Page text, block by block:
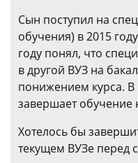
Сын поступил на
обучения) в 2015
году понял, что
в другой ВУЗ на
понижением курса. В
завершает обучение
Хотелось бы
текущем ВУЗе перед